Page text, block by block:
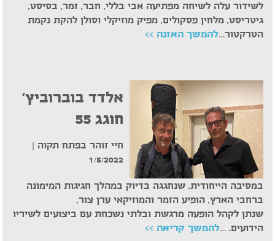
לשידור עלה לשיחה מפתיעה אבי בללי, חבר, זמר, בסיסט,
גיטריסט, מלחין פסקולים, מפיק מוזיקלי וסולן להקת נקמת
הטרקטור…להמשך האזנה >>
אלדד בוברוביץ'
חוגג 55
חיי זוהר בפתח תקוה |
1/5/2022
במסיבה הייחודית, שנחגגה בדיוק במהלך חגיגות המימונה
ברחבי הארץ, הופיע הזמר והמוזיקאי ערן צור,
שנתן לקהל הופעה מרגשת ובלתי נשכחת עם ביצועים לשיריו
הידועים. …להמשך קריאה >>